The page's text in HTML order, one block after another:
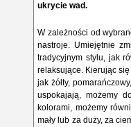
ukrycie wad.
W zależności od
nastroje. Umiejętnie
tradycyjnym stylu, jak
relaksujące. Kierując
jak żółty,
uspokajają, możemy
kolorami, możemy
mały lub za duży, za